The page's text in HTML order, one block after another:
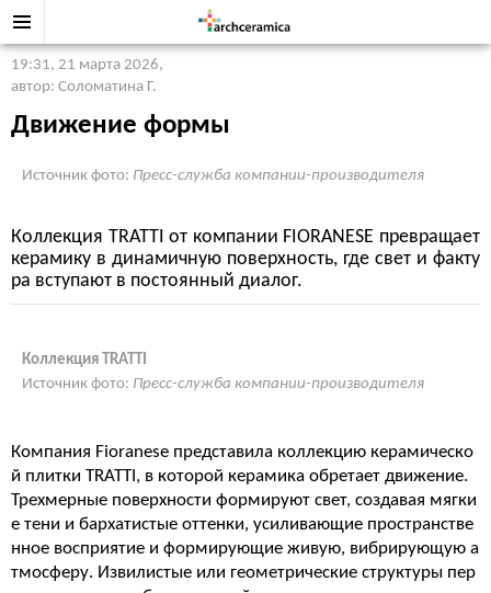
19:31, 21 марта 2026,
автор: Соломатина Г.
Движение формы
Источник фото: Пресс-служба компании-производителя
Коллекция TRATTI от компании FIORANESE превращает
керамику в динамичную поверхность, где свет и факту
ра вступают в постоянный диалог.
Коллекция TRATTI
Источник фото: Пресс-служба компании-производителя
Компания Fioranese представила коллекцию керамическо
й плитки TRATTI, в которой керамика обретает движение.
Трехмерные поверхности формируют свет, создавая мягки
е тени и бархатистые оттенки, усиливающие пространстве
нное восприятие и формирующие живую, вибрирующую а
тмосферу. Извилистые или геометрические структуры пер